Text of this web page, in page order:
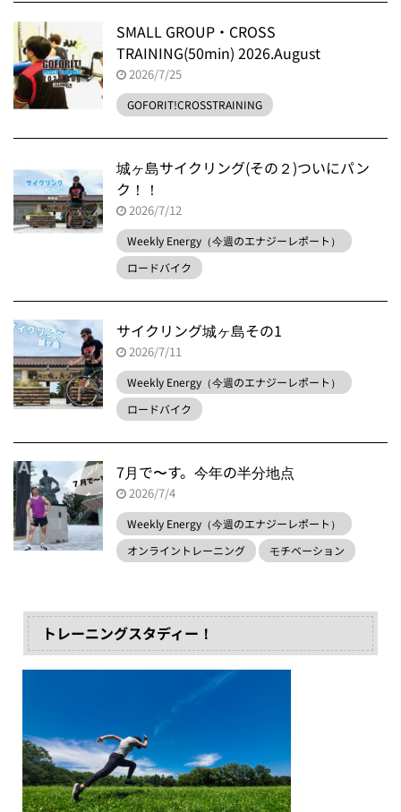
SMALL GROUP・CROSS
TRAINING(50min) 2026.August
2026/7/25
GOFORIT!CROSSTRAINING
城ヶ島サイクリング(その２)ついにパン
ク！！
2026/7/12
Weekly Energy（今週のエナジーレポート）
ロードバイク
サイクリング城ヶ島その1
2026/7/11
Weekly Energy（今週のエナジーレポート）
ロードバイク
7月で〜す。今年の半分地点
2026/7/4
Weekly Energy（今週のエナジーレポート）
オンライントレーニング
モチベーション
トレーニングスタディー！